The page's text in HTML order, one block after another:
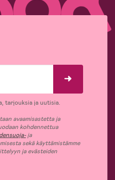
tarjouksia ja uutisia.
avaamisastetta ja
kohdennettua
ja
sekä käyttämistämme
ja evästeiden